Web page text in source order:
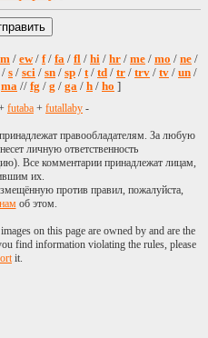
/ ew/ f/ fa / fl / hi / hr / me / mo / ne /
/ s / sci / sn / sp / t/ td / tr / trv / tv / un /
ma // fg / g / ga / h / ho ]
futaba + futallaby -
правообладателям. За любую
личную ответственность
Все комментарии принадлежат лицам,
их.
против правил, пожалуйста,
об этом.
on this page are owned by and are the
find information violating the rules, please
it.